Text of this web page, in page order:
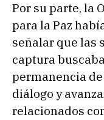
Por su parte, la
para la Paz
señalar que las
captura
permanencia
diálogo y
relacionados